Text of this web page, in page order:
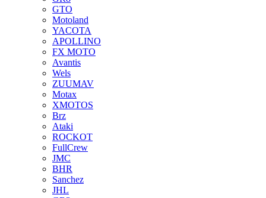
GTO
Motoland
YACOTA
APOLLINO
FX MOTO
Avantis
Wels
ZUUMAV
Motax
XMOTOS
Brz
Ataki
ROCKOT
FullCrew
JMC
BHR
Sanchez
JHL